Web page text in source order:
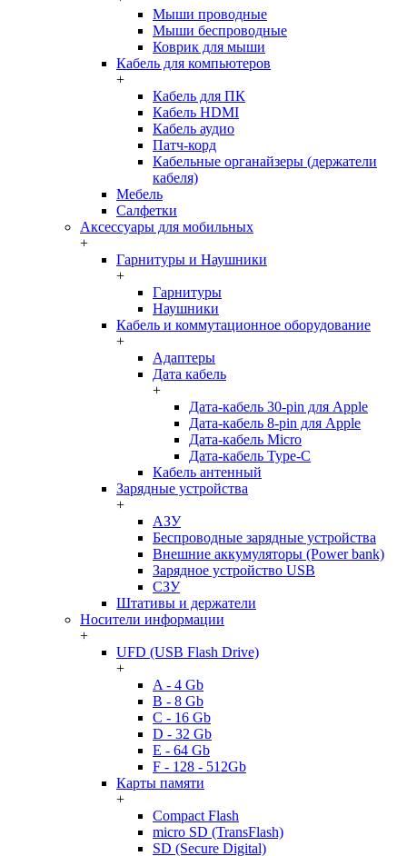
Мыши проводные
Мыши беспроводные
Коврик для мыши
Кабель для компьютеров
+
Кабель для ПК
Кабель HDMI
Кабель аудио
Патч-корд
Кабельные органайзеры (держатели
кабеля)
Мебель
Салфетки
Аксессуары для мобильных
+
Гарнитуры и Наушники
+
Гарнитуры
Наушники
Кабель и коммутационное оборудование
+
Адаптеры
Дата кабель
+
Дата-кабель 30-pin для Apple
Дата-кабель 8-pin для Apple
Дата-кабель Micro
Дата-кабель Type-C
Кабель антенный
Зарядные устройства
+
АЗУ
Беспроводные зарядные устройства
Внешние аккумуляторы (Power bank)
Зарядное устройство USB
СЗУ
Штативы и держатели
Носители информации
+
UFD (USB Flash Drive)
+
A - 4 Gb
B - 8 Gb
C - 16 Gb
D - 32 Gb
E - 64 Gb
F - 128 - 512Gb
Карты памяти
+
Compact Flash
micro SD (TransFlash)
SD (Secure Digital)